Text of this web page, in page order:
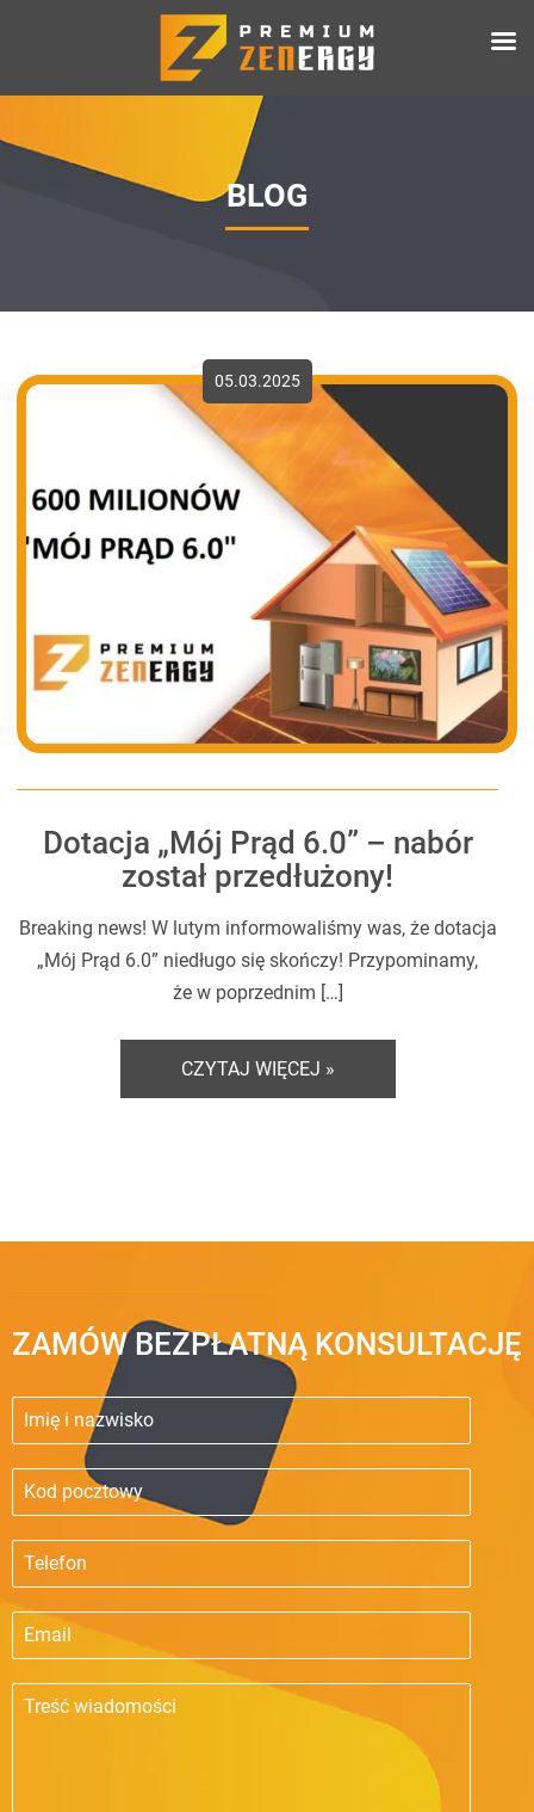
BLOG
05.03.2025
Dotacja „Mój Prąd 6.0” – nabór
został przedłużony!
Breaking news! W lutym informowaliśmy was, że dotacja
„Mój Prąd 6.0” niedługo się skończy! Przypominamy,
że w poprzednim […]
CZYTAJ WIĘCEJ »
ZAMÓW BEZPŁATNĄ KONSULTACJĘ